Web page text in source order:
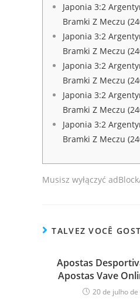
Japonia 3:2
Bramki Z Meczu
Japonia 3:2
Bramki Z Meczu
Japonia 3:2
Bramki Z Meczu
Japonia 3:2
Bramki Z Meczu
Japonia 3:2
Bramki Z Meczu
Musisz wyłączyć
TALVEZ VOCÊ
Apostas
Apostas Vave
20 de julho de